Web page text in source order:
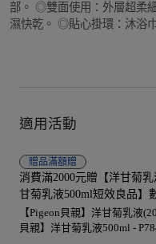
部。 ◎雙面使用：外層超柔
濕快乾。 ◎貼心掛環：沐浴
適用活動
贈品滿額贈
消費滿2000元贈【洋甘菊
甘菊乳液500ml短效良品】
【Pigeon貝親】洋甘菊乳液
貝親】洋甘菊乳液500ml -